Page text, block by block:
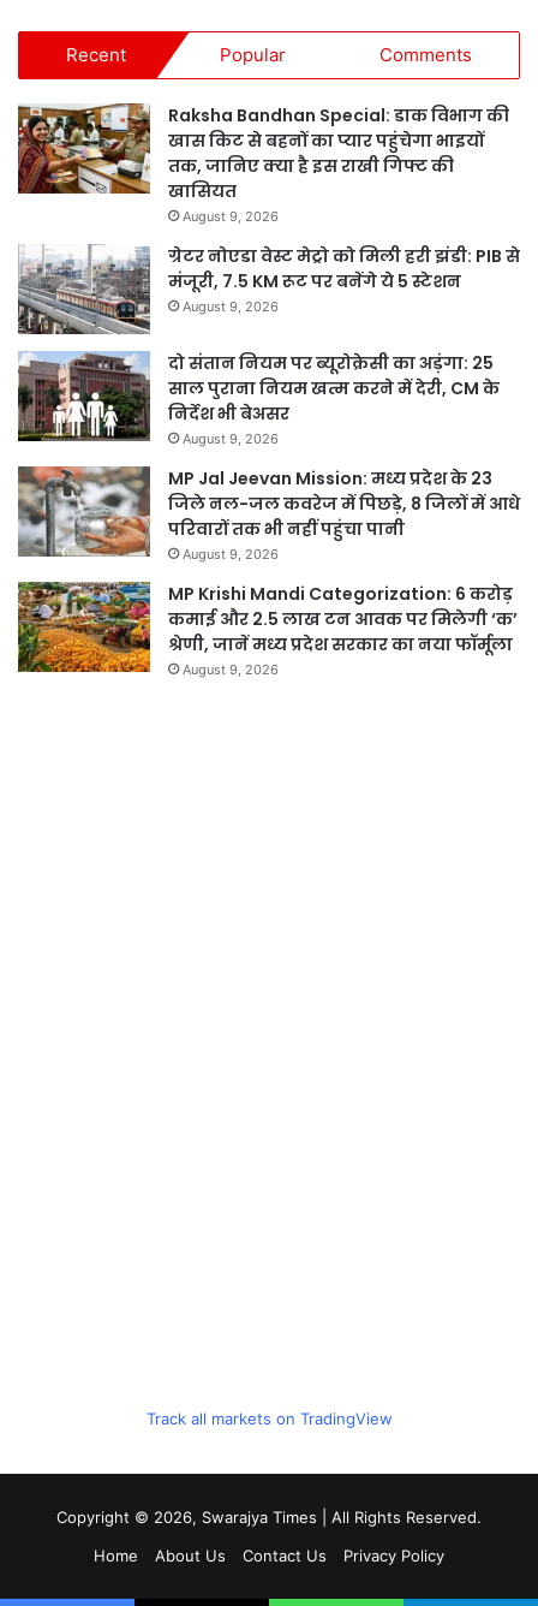
Recent Popular Comments
Raksha Bandhan Special: डाक विभाग की
खास किट से बहनों का प्यार पहुंचेगा भाइयों
तक, जानिए क्या है इस राखी गिफ्ट की
खासियत
August 9, 2026
ग्रेटर नोएडा वेस्ट मेट्रो को मिली हरी झंडी: PIB से
मंजूरी, 7.5 KM रूट पर बनेंगे ये 5 स्टेशन
August 9, 2026
दो संतान नियम पर ब्यूरोक्रेसी का अड़ंगा: 25
साल पुराना नियम खत्म करने में देरी, CM के
निर्देश भी बेअसर
August 9, 2026
MP Jal Jeevan Mission: मध्य प्रदेश के 23
जिले नल-जल कवरेज में पिछड़े, 8 जिलों में आधे
परिवारों तक भी नहीं पहुंचा पानी
August 9, 2026
MP Krishi Mandi Categorization: 6 करोड़
कमाई और 2.5 लाख टन आवक पर मिलेगी ‘क’
श्रेणी, जानें मध्य प्रदेश सरकार का नया फॉर्मूला
August 9, 2026
Track all markets on TradingView
Copyright © 2026, Swarajya Times | All Rights Reserved.
Home
About Us Contact Us Privacy Policy